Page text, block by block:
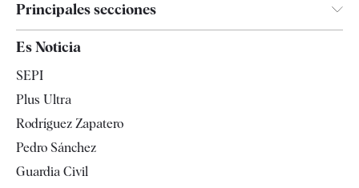
Principales secciones
España
Televisión
Es Noticia
SEPI
Plus Ultra
Rodríguez Zapatero
Pedro Sánchez
Guardia Civil